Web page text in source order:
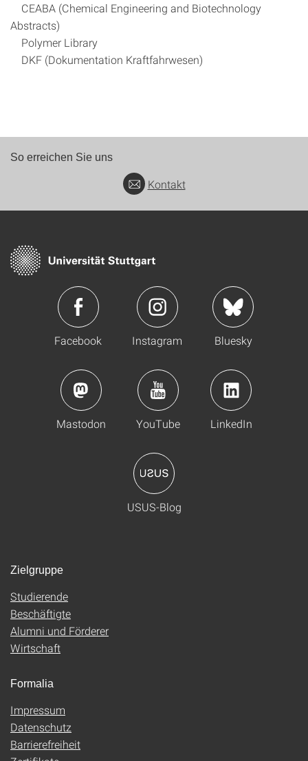
CEABA (Chemical Engineering and Biotechnology
Abstracts)
Polymer Library
DKF (Dokumentation Kraftfahrwesen)
So erreichen Sie uns
Kontakt
Facebook Instagram Bluesky
Mastodon YouTube LinkedIn
USUS-Blog
Zielgruppe
Studierende
Beschäftigte
Alumni und Förderer
Wirtschaft
Formalia
Impressum
Datenschutz
Barrierefreiheit